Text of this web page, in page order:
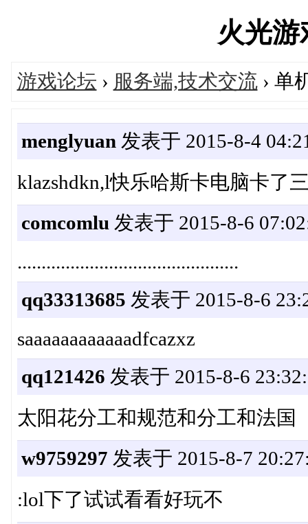
火光
游戏论坛 › 服务端,技术交流› 单
menglyuan 发表于 2015-8-4
klazshdkn,l快乐哈斯卡电脑卡了
comcomlu 发表于 2015-8-6
..............................................
qq33313685 发表于 2015-8-6
saaaaaaaaaaaadfcazxz
qq121426 发表于 2015-8-6
太阳花分工和规范和分工和法国
w9759297 发表于 2015-8-7
:lol下了试试看看好玩不